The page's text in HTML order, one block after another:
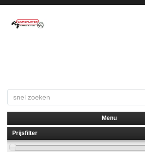
Menu
Prijsfilter